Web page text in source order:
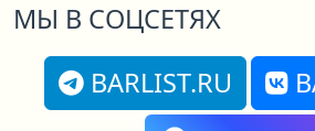
МЫ В СОЦСЕТЯХ
BARLIST.RU